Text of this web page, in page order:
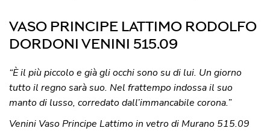
VASO PRINCIPE LATTIMO RODOLFO
DORDONI VENINI 515.09
“È il più piccolo e già gli occhi sono su di lui. Un giorno
tutto il regno sarà suo. Nel frattempo indossa il suo
manto di lusso, corredato dall’immancabile corona.”
Venini Vaso Principe Lattimo in vetro di Murano 515.09